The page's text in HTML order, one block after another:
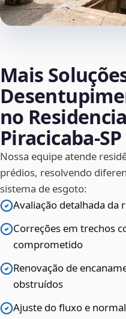
Mais
no
Piracicaba‑SP
Nossa equipe atende
prédios, resolvendo
sistema de esgoto:
Avaliação detalhada da
Correções em trechos
comprometido
Renovação de
obstruídos
Ajuste do fluxo e